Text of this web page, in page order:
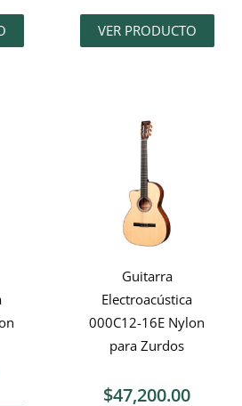
VER PRODUCTO
Guitarra
Electroacústica
000C12-16E Nylon
para Zurdos
$47,200.00